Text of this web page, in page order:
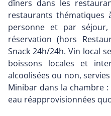
dîners dans les
restaurants
personne et par
réservation (hors
Snack 24h/24h. Vin local
boissons locales et
alcoolisées ou non,
Minibar dans la chambre
eau réapprovisionnées